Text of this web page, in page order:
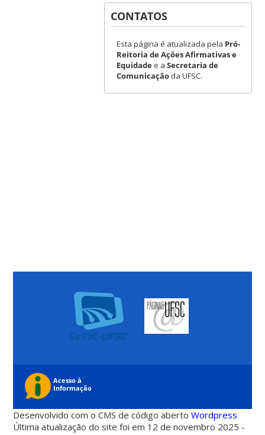
CONTATOS
Esta página é atualizada pela Pró-
Reitoria de Ações Afirmativas e
Equidadee a Secretaria de
Comunicaçãoda UFSC.
Desenvolvido com o CMS de código abertoWordpress
Última atualização do site foi em 12 de novembro 2025 -